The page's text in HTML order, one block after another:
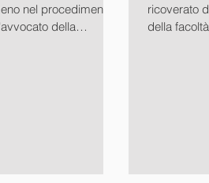
nel procedimento
della
ricoverato
della